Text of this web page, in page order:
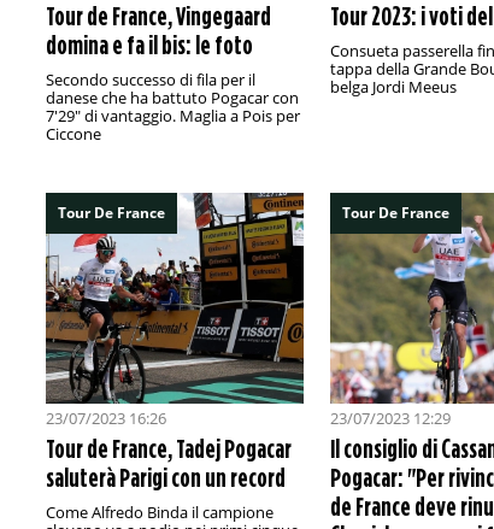
Tour de France, Vingegaard
domina e fa il bis: le foto
Secondo successo di fila per il
danese che ha battuto Pogacar con
7'29" di vantaggio. Maglia a Pois per
Ciccone
Tour 2023: i voti
Consueta passerella
tappa della Grande
belga Jordi Meeus
Tour De France
23/07/2023 16:26
Tour de France, Tadej Pogacar
saluterà Parigi con un record
Come Alfredo Binda il campione
Tour De France
23/07/2023 12:29
Il consiglio di
Pogacar: "Per
de France deve